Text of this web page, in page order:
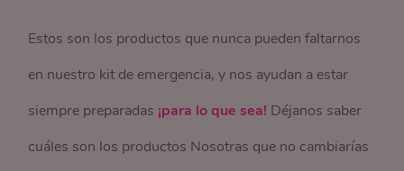
Estos son los productos que nunca pueden faltarnos
en nuestro kit de emergencia, y nos ayudan a estar
siempre preparadas ¡para lo que sea! Déjanos saber
cuáles son los productos Nosotras que no cambiarías